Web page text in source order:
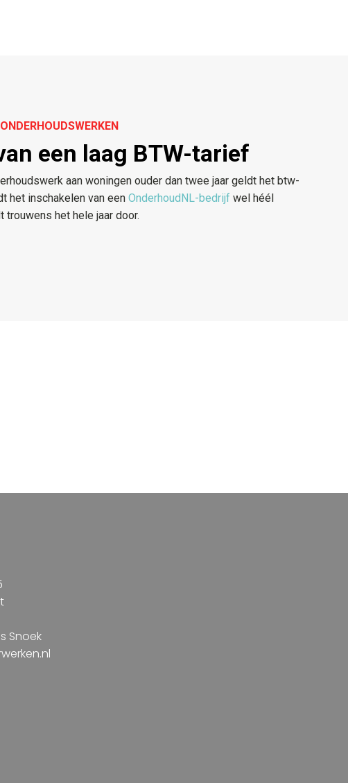
een laag BTW-tarief
aan woningen ouder dan twee jaar geldt het btw-
het inschakelen van een OnderhoudNL-bedrijf wel héél
trouwens het hele jaar door.
Snoek